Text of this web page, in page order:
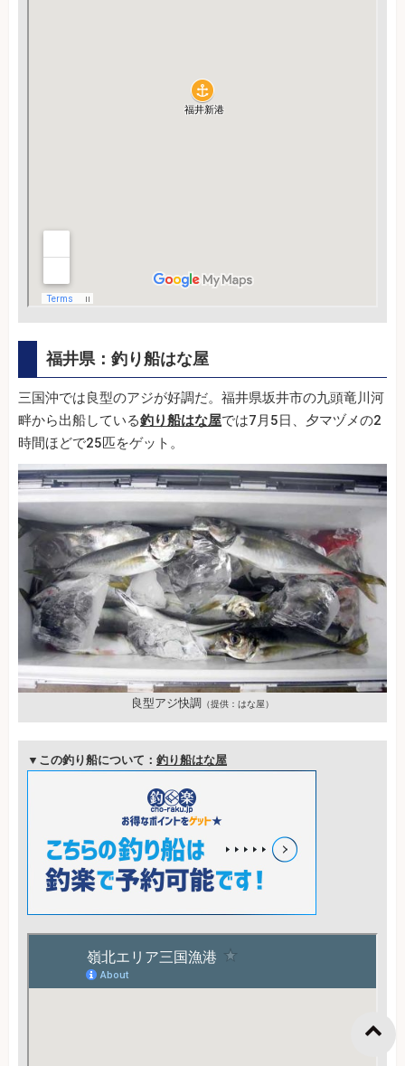
福井県：釣り船はな屋
三国沖では良型のアジが好調だ。福井県坂井市の九頭竜川河
畔から出船している釣り船はな屋では7月5日、夕マヅメの2
時間ほどで25匹をゲット。
良型アジ快調 （提供：はな屋）
▼この釣り船について： 釣り船はな屋